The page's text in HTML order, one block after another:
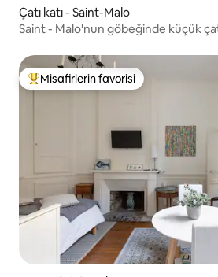
Çatı katı - Saint-Malo
Saint - Malo'nun göbeğinde küçük
Misafirlerin favorilerinden en
Misafirlerin favorisi